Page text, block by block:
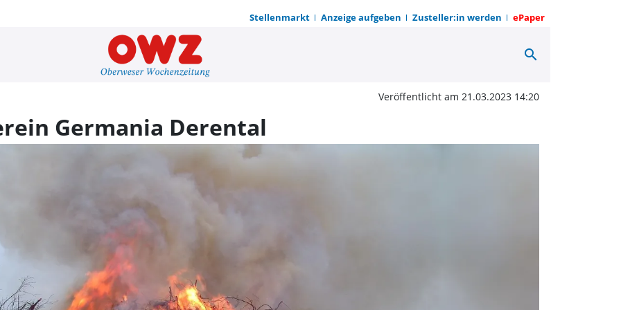
Stellenmarkt Anzeige aufgeben Zusteller:in werden ePaper
Osterfeuer Gesangverein search
Veröffentlicht am 21.03.2023 14:20
Germania Derental